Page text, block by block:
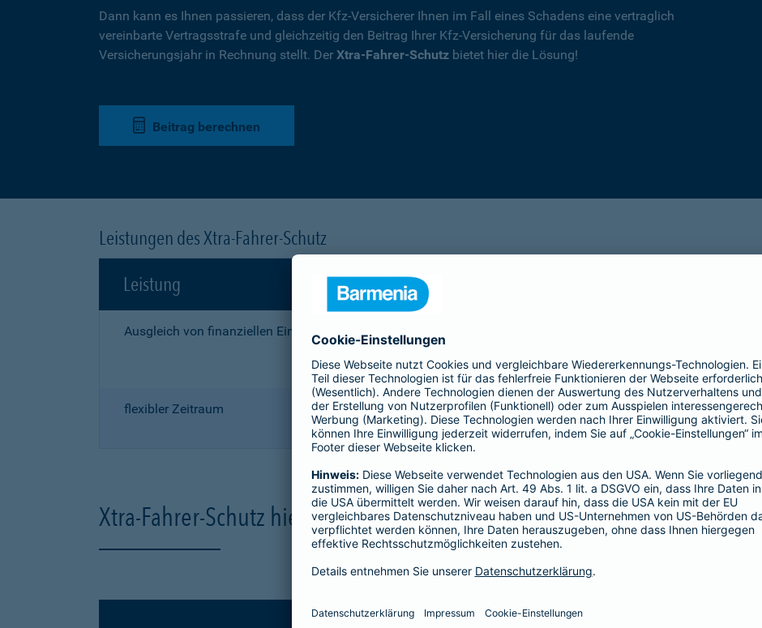
Dann kann es Ihnen passieren, dass der Kfz-Versicherer Ihnen im Fall eines Schadens eine vertraglich
vereinbarte Vertragsstrafe und gleichzeitig den Beitrag Ihrer Kfz-Versicherung für das laufende
Versicherungsjahr in Rechnung stellt. Der Xtra-Fahrer-Schutz bietet hier die Lösung!
Beitrag berechnen
Leistungen des Xtra-Fahrer-Schutz
Leistung
Ausgleich von finanziellen Einbußen
die Ihnen nach einem Unfall durch die
Ihnen wegen einer unerlaubten Erweiterung des
Fahrerkreises in Rechnung gestellt wird
flexibler Zeitraum
1, 2 oder 3 Tage bzw.
1, 2 oder 3 Wochen
Xtra-Fahrer-Schutz hier online berechnen und direkt abschließen